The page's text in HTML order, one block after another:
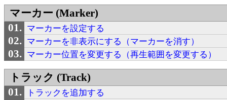
マーカー (Marker)
マーカーを設定する
マーカーを非表示にする（マーカーを消す）
マーカー位置を変更する（再生範囲を変更する）
トラック (Track)
トラックを追加する